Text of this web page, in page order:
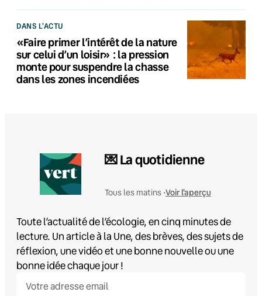
DANS L'ACTU
«Faire primer l’intérêt de la nature
sur celui d’un loisir» : la pression
monte pour suspendre la chasse
dans les zones incendiées
💌 La quotidienne
Tous les matins •Voir l'aperçu
Toute l’actualité de l’écologie, en cinq minutes de
lecture. Un article à la Une, des brèves, des sujets de
réflexion, une vidéo et une bonne nouvelle ou une
bonne idée chaque jour !